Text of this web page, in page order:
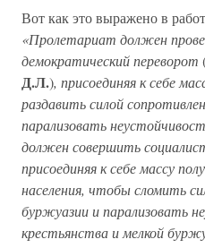
Вот как это выражено в
«Пролетариат должен
демократический переворот
Д.Л.), присоединяя к себе
раздавить силой
парализовать
должен совершить
присоединяя к себе массу
населения, чтобы сломить
буржуазии и парализовать
крестьянства и мелкой